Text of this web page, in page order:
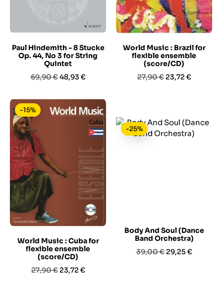
Paul Hindemith - 8 Stucke
Op. 44, No 3 for String
Quintet
Prezzo
69,90 €Prezzo
48,93 €
World Music : Brazil for
flexible ensemble
(score/CD)
Prezzo
27,90 € Prezzo
23,72 €
World Music : Cuba for
flexible ensemble
(score/CD)
Prezzo
27,90 € Prezzo
23,72 €
-15%
Body And Soul (Dance
Band Orchestra)
Prezzo
39,00 € Prezzo
29,25 €
-25%